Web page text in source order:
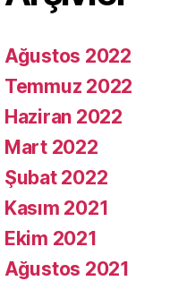
Ağustos 2022
Temmuz 2022
Haziran 2022
Mart 2022
Şubat 2022
Kasım 2021
Ekim 2021
Ağustos 2021